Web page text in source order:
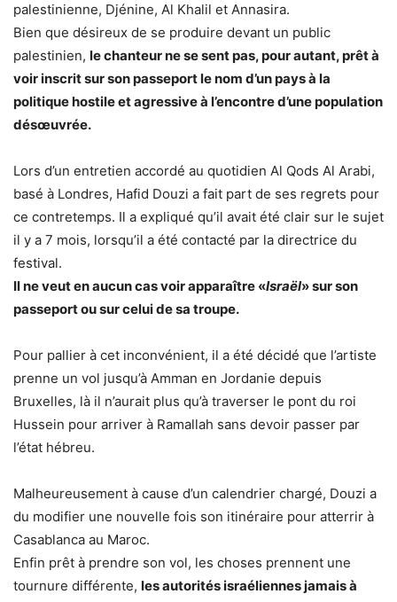
palestinienne, Djénine, Al Khalil et Annasira.
Bien que désireux de se produire devant un public
palestinien, le chanteur ne se sent pas, pour autant, prêt à
voir inscrit sur son passeport le nom d’un pays à la
politique hostile et agressive à l’encontre d’une population
désœuvrée.
Lors d’un entretien accordé au quotidien Al Qods Al Arabi,
basé à Londres, Hafid Douzi a fait part de ses regrets pour
ce contretemps. Il a expliqué qu’il avait été clair sur le sujet
il y a 7 mois, lorsqu’il a été contacté par la directrice du
festival.
Il ne veut en aucun cas voir apparaître «Israël» sur son
passeport ou sur celui de sa troupe.
Pour pallier à cet inconvénient, il a été décidé que l’artiste
prenne un vol jusqu’à Amman en Jordanie depuis
Bruxelles, là il n’aurait plus qu’à traverser le pont du roi
Hussein pour arriver à Ramallah sans devoir passer par
l’état hébreu.
Malheureusement à cause d’un calendrier chargé, Douzi a
du modifier une nouvelle fois son itinéraire pour atterrir à
Casablanca au Maroc.
Enfin prêt à prendre son vol, les choses prennent une
tournure différente, les autorités israéliennes jamais à